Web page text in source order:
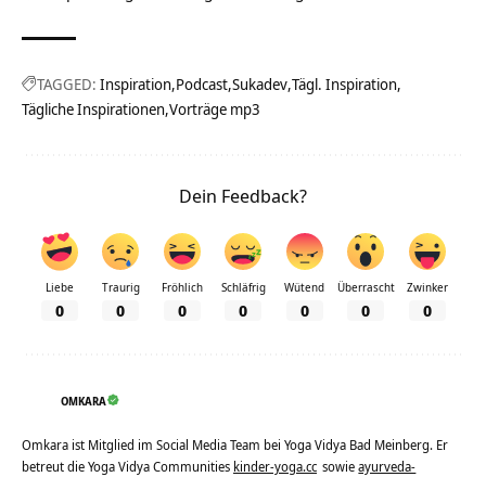
TAGGED: Inspiration Podcast Sukadev Tägl. Inspiration
Tägliche Inspirationen Vorträge mp3
Dein Feedback?
Liebe
0
Traurig
0
Fröhlich
0
Schläfrig
0
Wütend
0
Überrascht
0
Zwinker
0
OMKARA
Omkara ist Mitglied im Social Media Team bei Yoga Vidya Bad Meinberg. Er
betreut die Yoga Vidya Communities kinder-yoga.cc sowieayurveda-